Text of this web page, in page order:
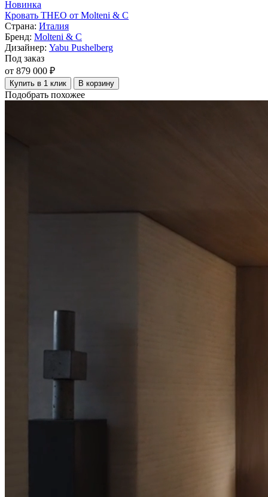
Новинка
Кровать THEO от Molteni & C
Страна: Италия
Бренд: Molteni & C
Дизайнер: Yabu Pushelberg
Под заказ
от 879 000 ₽
Купить в 1 клик В корзину
Подобрать похожее